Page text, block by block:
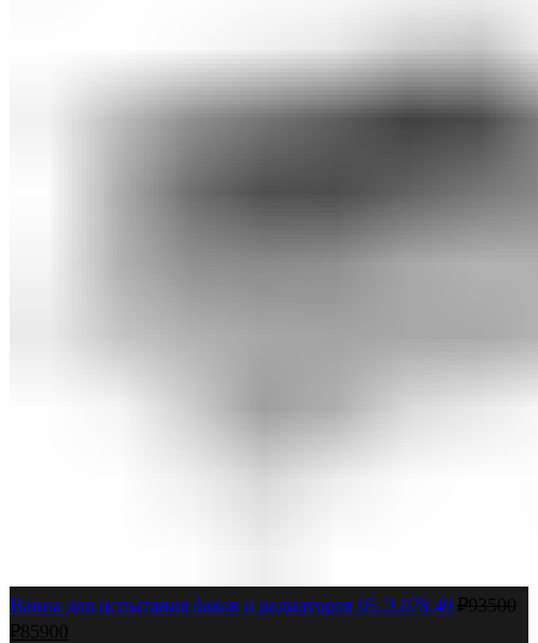
Ванна для испытания баков и радиаторов 05.Э.078.49 ₽93500
₽85900